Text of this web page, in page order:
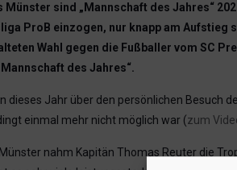
Münster sind „Mannschaft des Jahres“
ProB einzogen, nur knapp am
Wahl gegen die Fußballer vom SC
des Jahres“.
dieses Jahr über den persönlichen Besuch
einmal mehr nicht möglich war (zum
Münster nahm Kapitän Thomas Reuter die